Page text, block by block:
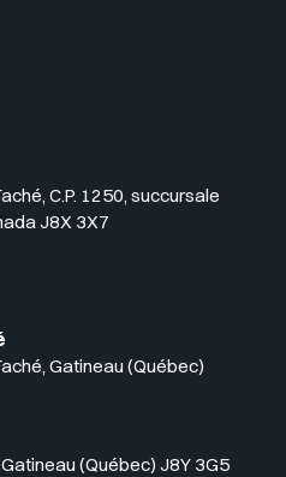
de l'UQO
de l'UQO
C.P. 1250, succursale
J8X 3X7
Gatineau (Québec)
(Québec) J8Y 3G5